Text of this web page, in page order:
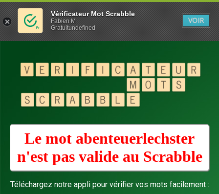
Le mot abenteuerlechster
n'est pas valide au Scrabble
Téléchargez notre appli pour vérifier vos mots facilement :
Vérificateur Mot Scrabble
Fabien M
Gratuitundefined
VOIR